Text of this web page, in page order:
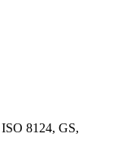
8124, GS,